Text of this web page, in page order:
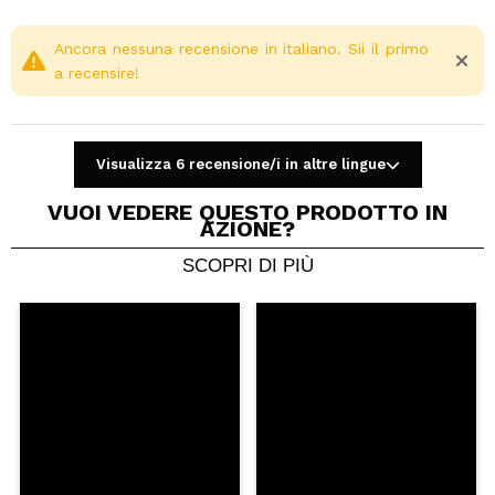
Condividi un video o una foto
Il tuo video potrebbe essere il primo. Immaginalo...
Ancora nessuna recensione in italiano. Sii il primo
a recensire!
Visualizza 6 recensione/i in altre lingue
VUOI VEDERE QUESTO PRODOTTO IN
AZIONE?
SCOPRI DI PIÙ